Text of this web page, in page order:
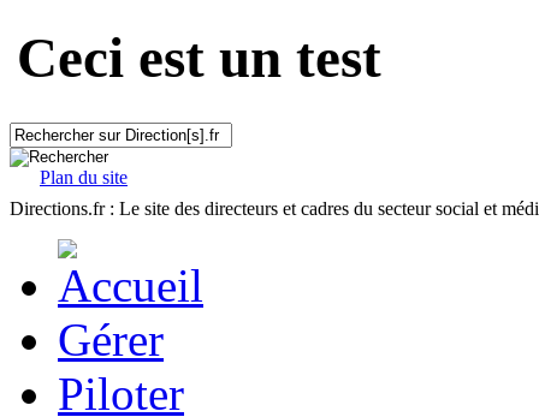
Ceci est un test
Plan du site
Directions.fr : Le site des directeurs et cadres du secteur social et
Gérer
Piloter